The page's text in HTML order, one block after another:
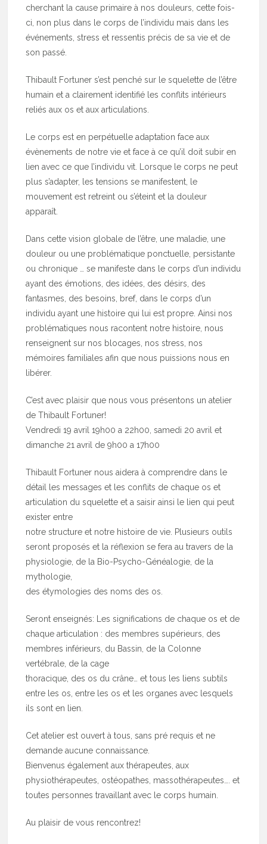
cherchant la cause primaire à nos douleurs, cette fois-
ci, non plus dans le corps de l’individu mais dans les
événements, stress et ressentis précis de sa vie et de
son passé.
Thibault Fortuner s’est penché sur le squelette de l’être
humain et a clairement identifié les conflits intérieurs
reliés aux os et aux articulations.
Le corps est en perpétuelle adaptation face aux
évènements de notre vie et face à ce qu’il doit subir en
lien avec ce que l’individu vit. Lorsque le corps ne peut
plus s’adapter, les tensions se manifestent, le
mouvement est retreint ou s’éteint et la douleur
apparaît.
Dans cette vision globale de l’être, une maladie, une
douleur ou une problématique ponctuelle, persistante
ou chronique … se manifeste dans le corps d’un individu
ayant des émotions, des idées, des désirs, des
fantasmes, des besoins, bref, dans le corps d’un
individu ayant une histoire qui lui est propre. Ainsi nos
problématiques nous racontent notre histoire, nous
renseignent sur nos blocages, nos stress, nos
mémoires familiales afin que nous puissions nous en
libérer.
C’est avec plaisir que nous vous présentons un atelier
de Thibault Fortuner!
Vendredi 19 avril 19h00 a 22h00, samedi 20 avril et
dimanche 21 avril de 9h00 a 17h00
Thibault Fortuner nous aidera à comprendre dans le
détail les messages et les conflits de chaque os et
articulation du squelette et a saisir ainsi le lien qui peut
exister entre
notre structure et notre histoire de vie. Plusieurs outils
seront proposés et la réflexion se fera au travers de la
physiologie, de la Bio-Psycho-Généalogie, de la
mythologie,
des étymologies des noms des os.
Seront enseignés: Les significations de chaque os et de
chaque articulation : des membres supérieurs, des
membres inférieurs, du Bassin, de la Colonne
vertébrale, de la cage
thoracique, des os du crâne… et tous les liens subtils
entre les os, entre les os et les organes avec lesquels
ils sont en lien.
Cet atelier est ouvert à tous, sans pré requis et ne
demande aucune connaissance.
Bienvenus également aux thérapeutes, aux
physiothérapeutes, ostéopathes, massothérapeutes…. et
toutes personnes travaillant avec le corps humain.
Au plaisir de vous rencontrez!